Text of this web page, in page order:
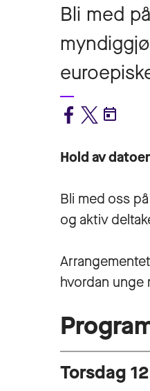
Bli med
Hold av
Bli med oss
og aktiv
hvordan
Torsdag